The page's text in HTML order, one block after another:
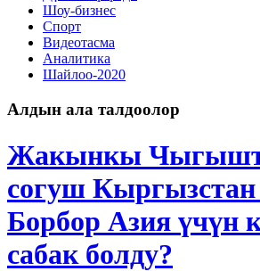
Шоу-бизнес
Спорт
Видеотасма
Аналитика
Шайлоо-2020
Алдын ала талдоолор
Жакынкы
согуш
Борбор Азия үчүн
сабак болду?